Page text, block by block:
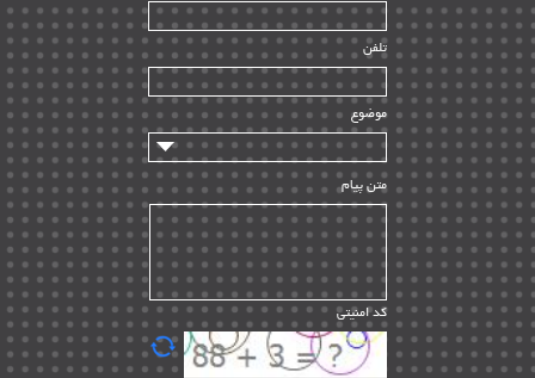
راه اندازی | ۹
سازندگان و تامین کنندگان | ۱۰
تامین مالی و سرمایه گذاری | ۳۲
ماشین آلات
مدیریت پروژه
مدیریت دانش
مدیریت سازمانی و عمومی | ۲
تأمین کالا | ۱۳
EPC | ۲۰
پیمانکاران بین المللی | ۸
تلفن
موضوع
متن پیام
کد امنیتی